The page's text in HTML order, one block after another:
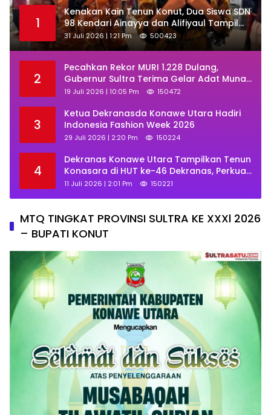
1
‎Kenakan Kain Tenun Konut, Dua Siswa SDN
98 Kendari Ainayya dan Alifiyaul Tampil
Memukau di Ajang BTN Indonesia Fashion
Week 2026
31 Juli 2026 | 1:21 Pm 500423
2
Pecahkan Rekor MURI 1.228 Dulang,
Gubernur Sultra Terima Gelar Adat Muna
dan Ajak KKMM Bersinergi
19 Juli 2026 | 10:05 Pm 150472
3
Ketua Dekranasda Konawe Utara Hadiri
Indonesia Fashion Week 2026
29 Juli 2026 | 2:20 Pm 150224
4
Dekranas Konawe Utara Tampilkan Tenun
Konasara di HUT ke-46 Dekranas, Perkuat
Promosi UMKM Daerah
11 Juli 2026 | 2:01 Pm 150221
MTQ TINGKAT PROVINSI SULTRA KE XXXl 2026
– BUPATI KONUT